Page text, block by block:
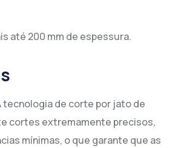
até 200 mm de espessura.
tecnologia de corte por jato de
cortes extremamente precisos,
mínimas, o que garante que as